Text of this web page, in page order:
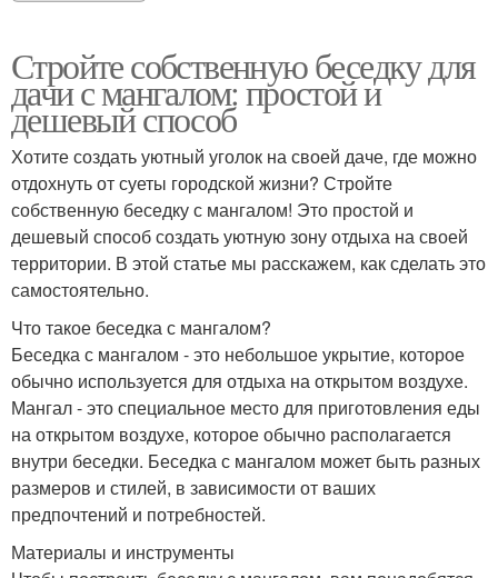
Стройте собственную беседку для
дачи с мангалом: простой и
дешевый способ
Хотите создать уютный уголок на своей даче, где можно
отдохнуть от суеты городской жизни? Стройте
собственную беседку с мангалом! Это простой и
дешевый способ создать уютную зону отдыха на своей
территории. В этой статье мы расскажем, как сделать это
самостоятельно.
Что такое беседка с мангалом?
Беседка с мангалом - это небольшое укрытие, которое
обычно используется для отдыха на открытом воздухе.
Мангал - это специальное место для приготовления еды
на открытом воздухе, которое обычно располагается
внутри беседки. Беседка с мангалом может быть разных
размеров и стилей, в зависимости от ваших
предпочтений и потребностей.
Материалы и инструменты